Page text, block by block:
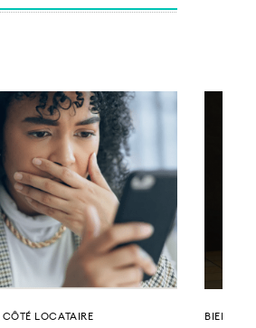
CÔTÉ LOCATAIRE BIEN